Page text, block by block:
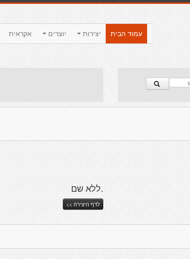
אקראית יוצרים יצירות
עמוד הבית
.ללא שם
לדף היצירה >>